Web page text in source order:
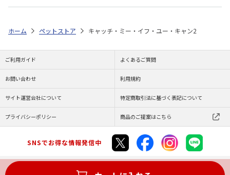
ホーム ペットストア キャッチ・ミー・イフ・ユー・キャン2
ご利用ガイド よくあるご質問
お問い合わせ 利用規約
サイト運営会社について 特定商取引法に基づく表記について
プライバシーポリシー 商品のご提案はこちら
SNSでお得な情報発信中